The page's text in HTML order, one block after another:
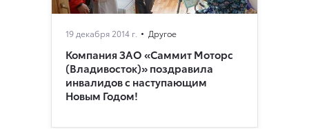
19 декабря 2014 г. Другое
Компания ЗАО «Саммит Моторс
(Владивосток)» поздравила
инвалидов с наступающим
Новым Годом!